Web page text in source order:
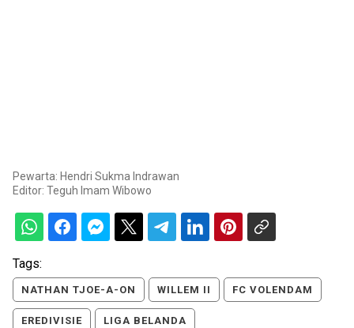
Pewarta: Hendri Sukma Indrawan
Editor: Teguh Imam Wibowo
Tags:
NATHAN TJOE-A-ON WILLEM II FC VOLENDAM
EREDIVISIE LIGA BELANDA